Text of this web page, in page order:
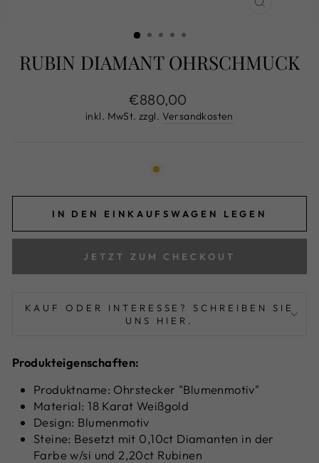
RUBIN DIAMANT OHRSCHMUCK
Normaler
Preis
€880,00
inkl. MwSt. zzgl. Versandkosten
IN DEN EINKAUFSWAGEN LEGEN
JETZT ZUM CHECKOUT
KAUF ODER INTERESSE? SCHREIBEN SIE
UNS HIER.
Produkteigenschaften:
Produktname: Ohrstecker "Blumenmotiv"
Material: 18 Karat Weißgold
Design: Blumenmotiv
Steine: Besetzt mit 0,10ct Diamanten in der
Farbe w/si und 2,20ct Rubinen